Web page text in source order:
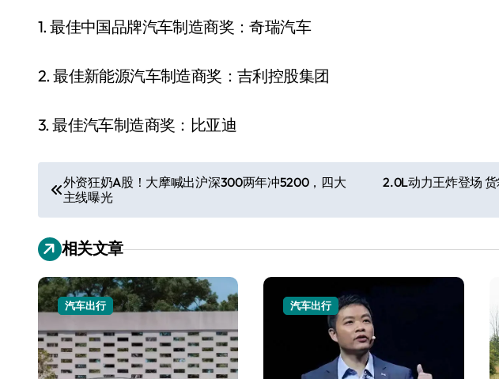
1. 最佳中国品牌汽车制造商奖：奇瑞汽车
2. 最佳新能源汽车制造商奖：吉利控股集团
3. 最佳汽车制造商奖：比亚迪
文
章
导
航
外资狂奶A股！大摩喊出沪深300两年冲5200，四大
主线曝光
2.0L动力王炸登场
相关文章
汽车出行 汽车出行